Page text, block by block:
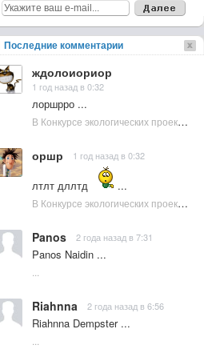
Последние комментарии
ждолоиориор
1 год назад в 0:32
лоршрро ...
В Конкурсе экологических проектов в Подмосковье активно участвовала молодежь :: NewsRbk.ru...
оршр 1 год назад в 0:32
лтлт дллтд
...
В Конкурсе экологических проектов в Подмосковье активно участвовала молодежь :: NewsRbk.ru...
Panos 2 года назад в 7:31
Panos Naidin ...
Riahnna 2 года назад в 6:56
Riahnna Dempster ...